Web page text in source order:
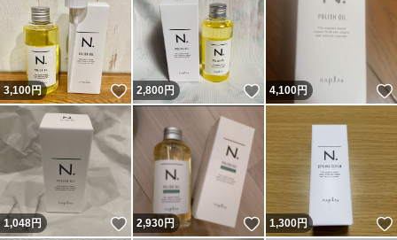
3,100円 いいね！
2,800円 いいね！
4,100円
1,048円 いいね！
2,930円 いいね！
1,300円